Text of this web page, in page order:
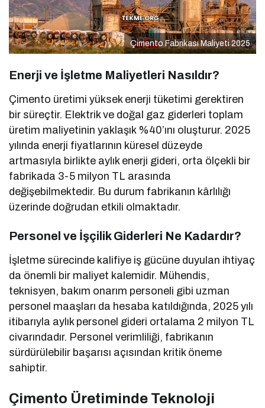
Çimento Fabrikası Maliyeti 2025
Enerji ve İşletme Maliyetleri Nasıldır?
Çimento üretimi yüksek enerji tüketimi gerektiren
bir süreçtir. Elektrik ve doğal gaz giderleri toplam
üretim maliyetinin yaklaşık %40’ını oluşturur. 2025
yılında enerji fiyatlarının küresel düzeyde
artmasıyla birlikte aylık enerji gideri, orta ölçekli bir
fabrikada 3-5 milyon TL arasında
değişebilmektedir. Bu durum fabrikanın kârlılığı
üzerinde doğrudan etkili olmaktadır.
Personel ve İşçilik Giderleri Ne Kadardır?
İşletme sürecinde kalifiye iş gücüne duyulan ihtiyaç
da önemli bir maliyet kalemidir. Mühendis,
teknisyen, bakım onarım personeli gibi uzman
personel maaşları da hesaba katıldığında, 2025 yılı
itibarıyla aylık personel gideri ortalama 2 milyon TL
civarındadır. Personel verimliliği, fabrikanın
sürdürülebilir başarısı açısından kritik öneme
sahiptir.
Çimento Üretiminde Teknoloji